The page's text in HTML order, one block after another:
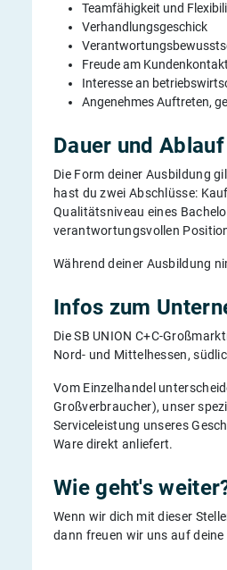
Teamfähigkeit und
Verhandlungsgeschick
Freude am Kundenkontakt
Interesse an
Angenehmes Auftreten,
Dauer und Ablauf
Die Form deiner Ausbildung
hast du zwei Abschlüsse:
Qualitätsniveau eines
verantwortungsvollen
Während deiner Ausbildung
Infos zum
Die SB UNION C+C-
Nord- und Mittelhessen,
Vom Einzelhandel
Großverbraucher), unser
Serviceleistung unseres
Ware direkt anliefert.
Wie geht's
Wenn wir dich mit dieser
dann freuen wir uns auf deine